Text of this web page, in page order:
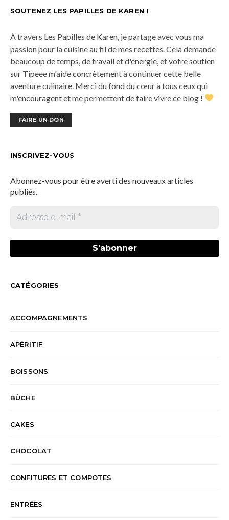
SOUTENEZ LES PAPILLES DE KAREN !
À travers Les Papilles de Karen, je partage avec vous ma
passion pour la cuisine au fil de mes recettes. Cela demande
beaucoup de temps, de travail et d'énergie, et votre soutien
sur Tipeee m'aide concrètement à continuer cette belle
aventure culinaire. Merci du fond du cœur à tous ceux qui
m'encouragent et me permettent de faire vivre ce blog !
FAIRE UN DON
INSCRIVEZ-VOUS
Abonnez-vous pour être averti des nouveaux articles
publiés.
CATÉGORIES
ACCOMPAGNEMENTS
APÉRITIF
BOISSONS
BÛCHE
CAKES
CHOCOLAT
CONFITURES ET COMPOTES
ENTRÉES